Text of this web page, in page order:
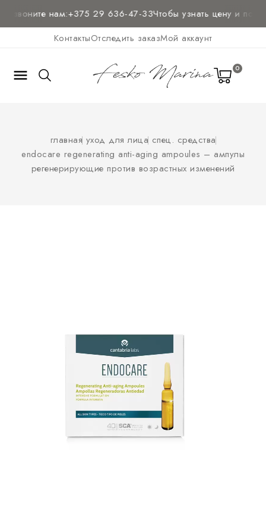
нам:+375 29 636-47-33Чтобы узнать цену и
КонтактыОтследить заказМой аккаунт
 0
главная уход для лица спец. средства
endocare regenerating anti-aging ampoules – ампулы
регенерирующие против возрастных изменений